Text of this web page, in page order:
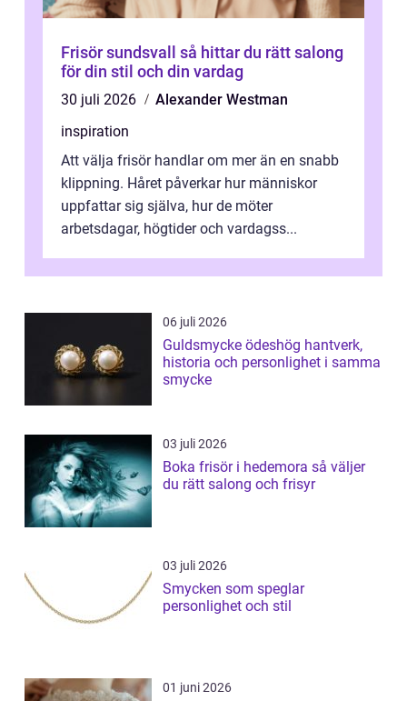
Frisör sundsvall så hittar du rätt salong
för din stil och din vardag
30 juli 2026
Alexander Westman
inspiration
Att välja frisör handlar om mer än en snabb
klippning. Håret påverkar hur människor
uppfattar sig själva, hur de möter
arbetsdagar, högtider och vardagss...
06 juli 2026
Guldsmycke ödeshög hantverk,
historia och personlighet i samma
smycke
03 juli 2026
Boka frisör i hedemora så väljer
du rätt salong och frisyr
03 juli 2026
Smycken som speglar
personlighet och stil
01 juni 2026